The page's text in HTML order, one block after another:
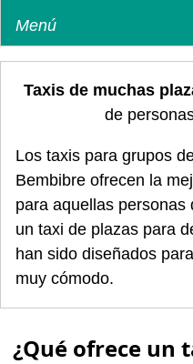
Menú
Taxis de muchas
de
Los taxis para grupos
Bembibre ofrecen la
para aquellas personas
un taxi de plazas para
han sido diseñados
muy cómodo.
¿Qué ofrece un